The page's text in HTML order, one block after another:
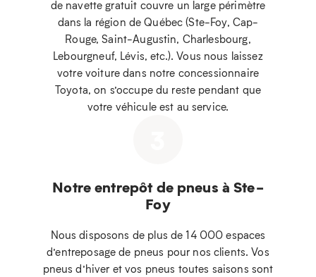
de navette gratuit couvre un large périmètre
dans la région de Québec (Ste-Foy, Cap-
Rouge, Saint-Augustin, Charlesbourg,
Lebourgneuf, Lévis, etc.). Vous nous laissez
votre voiture dans notre concessionnaire
Toyota, on s’occupe du reste pendant que
votre véhicule est au service.
Notre entrepôt de pneus à Ste-
Foy
Nous disposons de plus de 14 000 espaces
d’entreposage de pneus pour nos clients. Vos
pneus d’hiver et vos pneus toutes saisons sont